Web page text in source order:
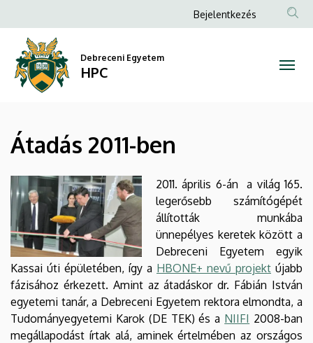
2011-
ben
HPC
a
tartalomra
Anonim
Bejelentkezés
Debreceni Egyetem
HPC
Átadás 2011-ben
2011. április 6-án a világ 165.
legerősebb számítógépét
állították munkába
ünnepélyes keretek között a
Debreceni Egyetem egyik
Kassai úti épületében, így a HBONE+ nevű projekt újabb
fázisához érkezett. Amint az átadáskor dr. Fábián István
egyetemi tanár, a Debreceni Egyetem rektora elmondta, a
Tudományegyetemi Karok (DE TEK) és a NIIFI 2008-ban
megállapodást írtak alá, aminek értelmében az országos